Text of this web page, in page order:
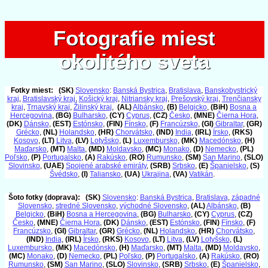
Fotografie miest
okolitého sveta
Fotografie miest
okolitého sveta
Fotky miest: (SK) Slovensko: Banská Bystrica, Bratislava, Banskobystrický
kraj, Bratislavský kraj, Košický kraj, Nitriansky kraj, Prešovský kraj, Trenčiansky
kraj, Trnavský kraj, Žilinský kraj, (AL)Albánsko, (B) Belgicko, (BiH) Bosna a
Hercegovina, (BG) Bulharsko, (CY) Cyprus, (CZ) Česko, (MNE) Čierna Hora,
(DK) Dánsko, (EST) Estónsko, (FIN) Fínsko, (F) Francúzsko, (GI) Gibraltar, (GR)
Grécko, (NL) Holandsko, (HR) Chorvátsko, (IND) India, (IRL) Írsko, (RKS)
Kosovo, (LT) Litva, (LV) Lotyšsko, (L) Luxembursko, (MK) Macedónsko, (H)
Maďarsko, (MT) Malta, (MD) Moldavsko, (MC) Monako, (D) Nemecko, (PL)
Poľsko, (P) Portugalsko, (A) Rakúsko, (RO) Rumunsko, (SM) San Marino, (SLO)
Slovinsko, (UAE) Spojené arabské emiráty, (SRB) Srbsko, (E) Španielsko, (S)
Švédsko, (I) Taliansko, (UA) Ukrajina, (VA) Vatikán.
Šoto fotky (doprava): (SK) Slovensko: Banská Bystrica, Bratislava, západné
Slovensko, stredné Slovensko, východné Slovensko, (AL)Albánsko, (B)
Belgicko, (BiH) Bosna a Hercegovina, (BG) Bulharsko, (CY) Cyprus, (CZ)
Česko, (MNE) Čierna Hora, (DK) Dánsko, (EST) Estónsko, (FIN) Fínsko, (F)
Francúzsko, (GI) Gibraltar, (GR) Grécko, (NL) Holandsko, (HR) Chorvátsko,
(IND) India, (IRL) Írsko, (RKS) Kosovo, (LT) Litva, (LV) Lotyšsko, (L)
Luxembursko, (MK) Macedónsko, (H) Maďarsko, (MT) Malta, (MD) Moldavsko,
(MC) Monako, (D) Nemecko, (PL) Poľsko, (P) Portugalsko, (A) Rakúsko, (RO)
Rumunsko, (SM) San Marino, (SLO) Slovinsko, (SRB) Srbsko, (E) Španielsko,